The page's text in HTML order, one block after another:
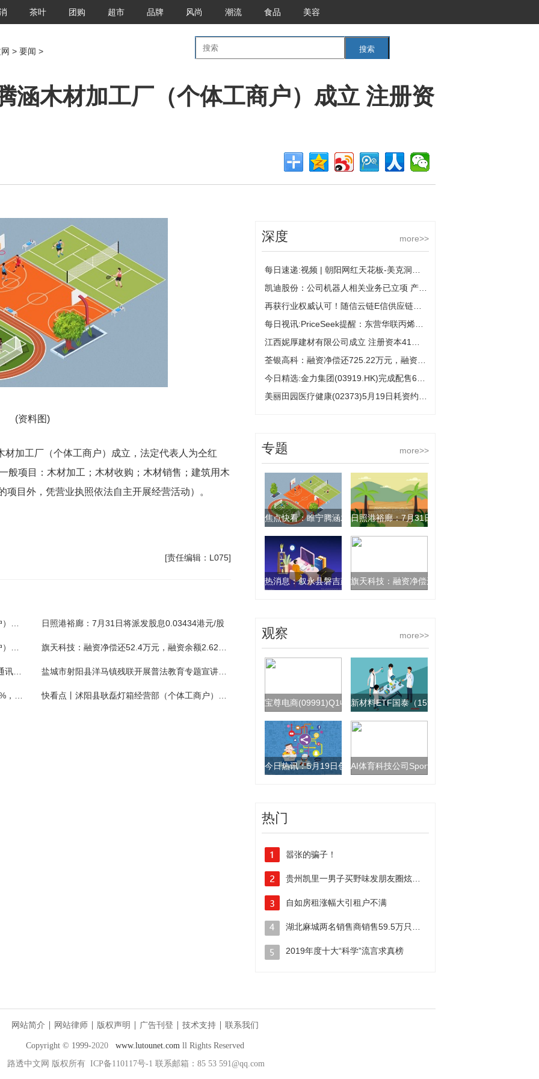
茶叶 团购 超市 品牌 风尚 潮流 食品 美容
> 要闻 > 搜索
涵木材加工厂（个体工商户）成立 注册资
(资料图)
加工厂（个体工商户）成立，法定代表人为仝红
般项目：木材加工；木材收购；木材销售；建筑用木
目外，凭营业执照依法自主开展经营活动）。
[责任编辑：L075]
日照港裕廊：7月31日将派发股息0.03434港元/股
more>>
深度
more>>
专题
焦点快看：睢宁腾涵木材加工厂（个体工商户）成立 注册资本20万人民币
日照港裕廊：7月31日将派发股息0.03434港元/股
热消息：叙永县磐吉建材经营部（个体工商户）成立 注册资本1万人民币
旗天科技：融资净偿还52.4万元，融资余额2.62亿
more>>
观察
宝尊电商(09991)Q1收入同比增长15%至24亿元 核心业务全面恢复增长
新材料ETF国泰（159761）涨超1%，战略性新
今日热讯：5月19日创业板ETF富国基金份额增加2600万份，重仓股宁德
AI体育科技公司SportVision完成天使+轮融资|微速
热门
嚣张的骗子！
电信诈骗黑手伸向线上新学期
自如房租涨幅大引租户不满
二房东”吃相真难看！
2019年度十大“科学”流言求真榜
网站简介 网站律师 版权声明 广告刊登 技术支持 联系我们
Copyright © 1999-2020 www.lutounet.com ll Rights Reserved
路透中文网 版权所有 ICP备110117号-1 联系邮箱：85 53 591@qq.com